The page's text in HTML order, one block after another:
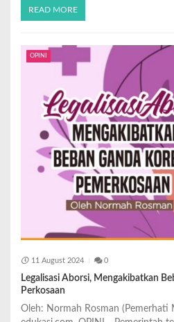
READ MORE
OPINI
11 August 2024 0
Legalisasi Aborsi, Mengakibatkan
Perkosaan
Oleh: Normah Rosman (Pemerhati